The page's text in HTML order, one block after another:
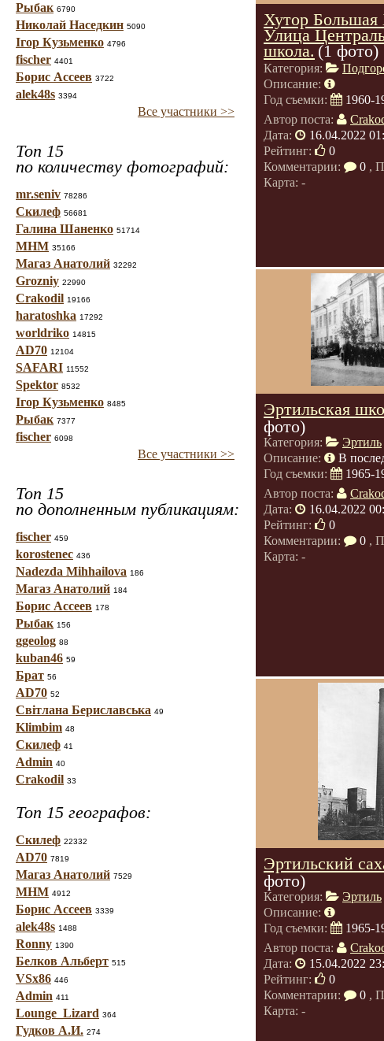
Рыбак 6790
Николай Наседкин 5090
Ігор Кузьменко 4796
fischer 4401
Борис Ассеев 3722
alek48s 3394
Все участники >>
Топ 15
по количеству фотографий:
mr.seniv 78286
Скилеф 56681
Галина Шаненко 51714
МНМ 35166
Магаз Анатолий 32292
Grozniy 22990
Crakodil 19166
haratoshka 17292
worldriko 14815
AD70 12104
SAFARI 11552
Spektor 8532
Ігор Кузьменко 8485
Рыбак 7377
fischer 6098
Все участники >>
Топ 15
по дополненным публикациям:
fischer 459
korostenec 436
Nadezda Mihhailova 186
Магаз Анатолий 184
Борис Ассеев 178
Рыбак 156
ggeolog 88
kuban46 59
Брат 56
AD70 52
Світлана Бериславська 49
Klimbim 48
Скилеф 41
Admin 40
Crakodil 33
Топ 15 географов:
Скилеф 22332
AD70 7819
Магаз Анатолий 7529
МНМ 4912
Борис Ассеев 3339
alek48s 1488
Ronny 1390
Белков Альберт 515
VSx86 446
Admin 411
Lounge_Lizard 364
Гудков А.И. 274
Хутор Большая
Улица
школа.(1 фото)
Категория:
Описание:
Год съемки:
1960-
Автор поста:
Дата:
16.04.2022
Рейтинг:
0
Комментарии:
0 ,
Карта: -
Эртильская
фото)
Категория:
Эртиль
Описание:
В
Год съемки:
1965-
Автор поста:
Дата:
16.04.2022
Рейтинг:
0
Комментарии:
0 ,
Карта: -
Эртильский
фото)
Категория:
Эртиль
Описание:
Год съемки:
1965-
Автор поста:
Дата:
15.04.2022
Рейтинг:
0
Комментарии:
0 ,
Карта: -